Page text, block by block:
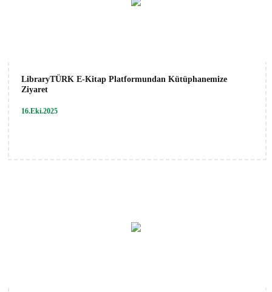
LibraryTÜRK E-Kitap Platformundan Kütüphanemize
Ziyaret
16.Eki.2025